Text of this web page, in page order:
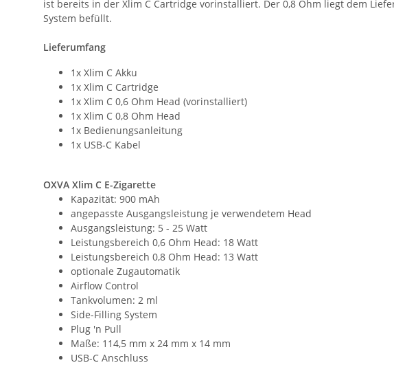
ist bereits in der Xlim C Cartridge vorinstalliert. Der 0,8 Ohm liegt dem
System befüllt.
Lieferumfang
1x Xlim C Akku
1x Xlim C Cartridge
1x Xlim C 0,6 Ohm Head (vorinstalliert)
1x Xlim C 0,8 Ohm Head
1x Bedienungsanleitung
1x USB-C Kabel
OXVA Xlim C E-Zigarette
Kapazität: 900 mAh
angepasste Ausgangsleistung je verwendetem Head
Ausgangsleistung: 5 - 25 Watt
Leistungsbereich 0,6 Ohm Head: 18 Watt
Leistungsbereich 0,8 Ohm Head: 13 Watt
optionale Zugautomatik
Airflow Control
Tankvolumen: 2 ml
Side-Filling System
Plug 'n Pull
Maße: 114,5 mm x 24 mm x 14 mm
USB-C Anschluss